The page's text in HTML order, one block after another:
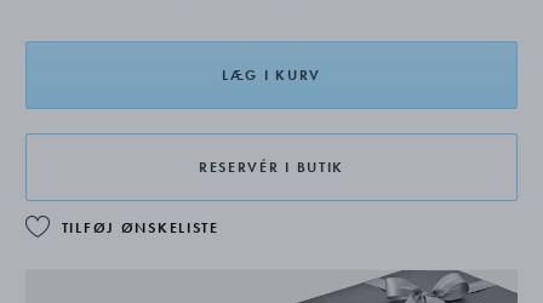
LÆG I KURV
RESERVÉR I BUTIK
TILFØJ ØNSKELISTE